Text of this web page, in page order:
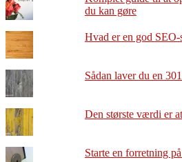
du kan gøre
Hvad er en god SEO-
Sådan laver du en
Den største værdi er
Starte en forretning